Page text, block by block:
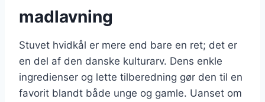
madlavning
Stuvet hvidkål er mere end bare en ret; det er
en del af den danske kulturarv. Dens enkle
ingredienser og lette tilberedning gør den til en
favorit blandt både unge og gamle. Uanset om